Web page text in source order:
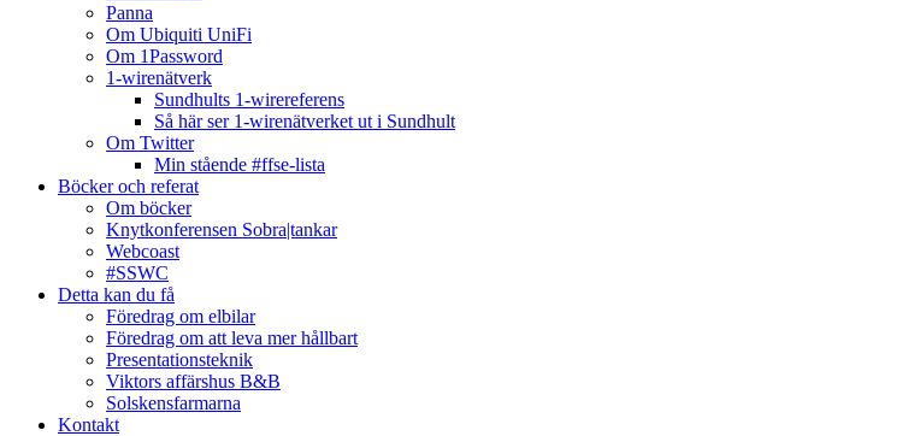
Panna
Om Ubiquiti UniFi
Om 1Password
1-wirenätverk
Sundhults 1-wirereferens
Så här ser 1-wirenätverket ut i Sundhult
Om Twitter
Min stående #ffse-lista
Böcker och referat
Om böcker
Knytkonferensen Sobra|tankar
Webcoast
#SSWC
Detta kan du få
Föredrag om elbilar
Föredrag om att leva mer hållbart
Presentationsteknik
Viktors affärshus B&B
Solskensfarmarna
Kontakt